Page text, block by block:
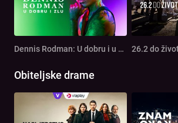
Dennis Rodman: U dobru i u zlu 26.2 do
Obiteljske drame